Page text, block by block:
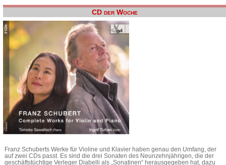
CD der Woche
Franz Schuberts Werke für Violine und Klavier haben genau den Umfang, der
auf zwei CDs passt. Es sind die drei Sonaten des Neunzehnjährigen, die der
geschäftstüchtige Verleger Diabelli als „Sonatinen“ herausgegeben hat, dazu